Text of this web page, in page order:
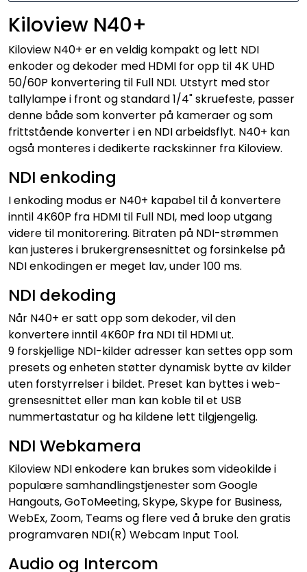
Kiloview N40+
Kiloview N40+ er en veldig kompakt og lett NDI
enkoder og dekoder med HDMI for opp til 4K UHD
50/60P konvertering til Full NDI. Utstyrt med stor
tallylampe i front og standard 1/4" skruefeste, passer
denne både som konverter på kameraer og som
frittstående konverter i en NDI arbeidsflyt. N40+ kan
også monteres i dedikerte rackskinner fra Kiloview.
NDI enkoding
I enkoding modus er N40+ kapabel til å konvertere
inntil 4K60P fra HDMI til Full NDI, med loop utgang
videre til monitorering. Bitraten på NDI-strømmen
kan justeres i brukergrensesnittet og forsinkelse på
NDI enkodingen er meget lav, under 100 ms.
NDI dekoding
Når N40+ er satt opp som dekoder, vil den
konvertere inntil 4K60P fra NDI til HDMI ut.
9 forskjellige NDI-kilder adresser kan settes opp som
presets og enheten støtter dynamisk bytte av kilder
uten forstyrrelser i bildet. Preset kan byttes i web-
grensesnittet eller man kan koble til et USB
nummertastatur og ha kildene lett tilgjengelig.
NDI Webkamera
Kiloview NDI enkodere kan brukes som videokilde i
populære samhandlingstjenester som Google
Hangouts, GoToMeeting, Skype, Skype for Business,
WebEx, Zoom, Teams og flere ved å bruke den gratis
programvaren NDI(R) Webcam Input Tool.
Audio og Intercom